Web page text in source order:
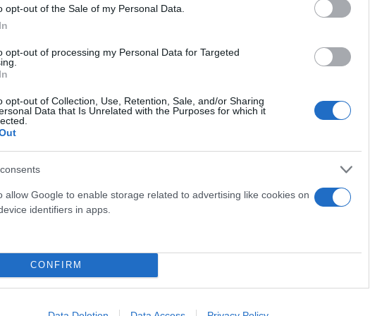
opt-out of the Sale of my Personal Data.
opt-out of processing my Personal Data for Targeted
opt-out of Collection, Use, Retention, Sale, and/or Sharing
Data that Is Unrelated with the Purposes for which it
allow Google to enable storage related to advertising like cookies on
identifiers in apps.
CONFIRM
στην παρουσίαση του
κόσμου στο γήπεδο
(video)
Και οι μαϊμούδες έχουν κατοικίδια! Οι
"φιλίες" μεταξύ διαφορετικών ειδών